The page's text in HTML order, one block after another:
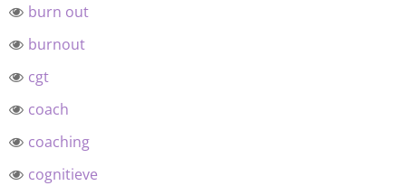
burn out
burnout
cgt
coach
coaching
cognitieve